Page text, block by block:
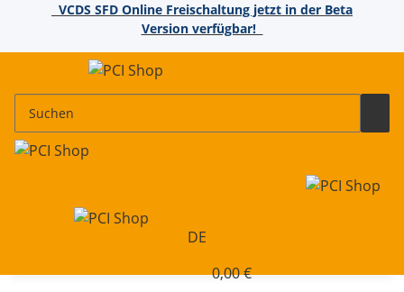
VCDS SFD Online Freischaltung jetzt in der Beta
Version verfügbar!
DE
0,00 €